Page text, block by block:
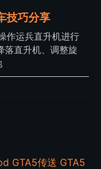
技巧分享
作运兵直升机进行
落直升机、调整旋
GTA5传送 GTA5